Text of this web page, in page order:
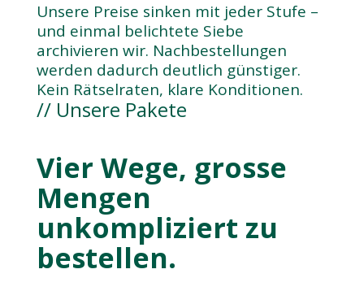
Unsere Preise sinken mit jeder Stufe –
und einmal belichtete Siebe
archivieren wir. Nachbestellungen
werden dadurch deutlich günstiger.
Kein Rätselraten, klare Konditionen.
// Unsere Pakete
Vier Wege, grosse
Mengen
unkompliziert zu
bestellen.